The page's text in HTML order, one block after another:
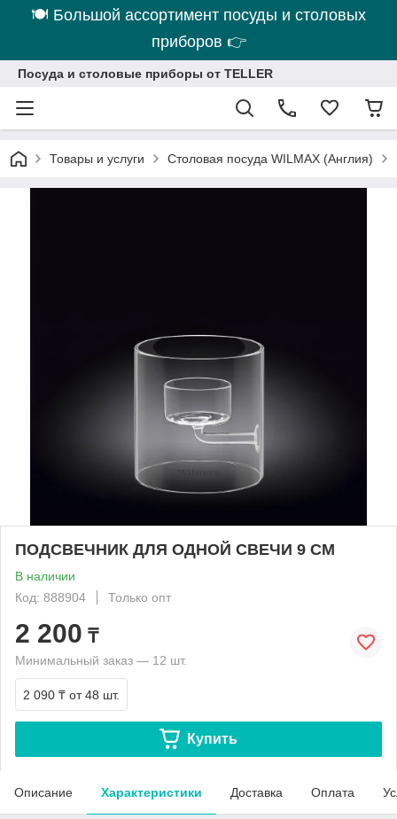
🍽 Большой ассортимент посуды и столовых
приборов 👉
Посуда и столовые приборы от TELLER
Товары и услуги Столовая посуда WILMAX (Англия)
ПОДСВЕЧНИК ДЛЯ ОДНОЙ СВЕЧИ 9 CM
В наличии
Код: 888904
Только опт
2 200 ₸
Минимальный заказ — 12 шт.
2 090 ₸ от 48 шт.
Купить
Описание Характеристики Доставка Оплата